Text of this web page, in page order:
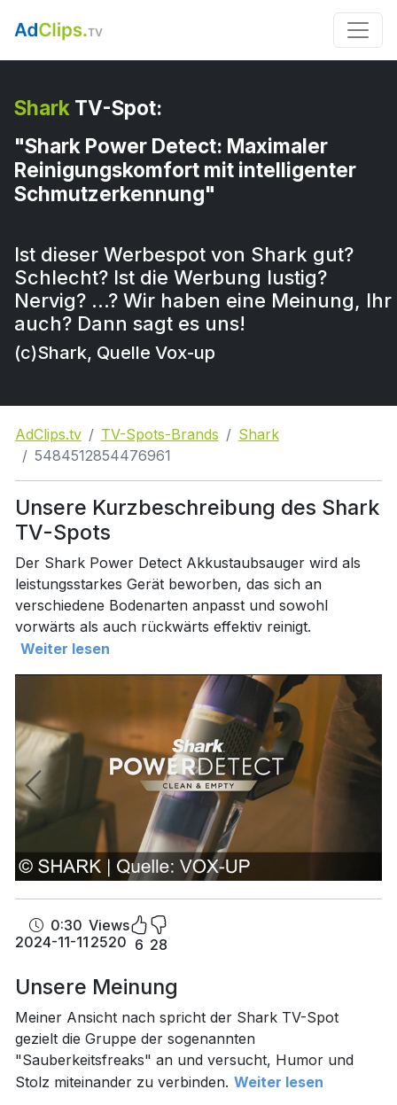
Shark TV-Spot:
"Shark Power Detect: Maximaler
Reinigungskomfort mit intelligenter
Schmutzerkennung"
Ist dieser Werbespot von Shark gut?
Schlecht? Ist die Werbung lustig?
Nervig? …? Wir haben eine Meinung, Ihr
auch? Dann sagt es uns!
(c)Shark, Quelle Vox-up
AdClips.tv TV-Spots-Brands
Shark
5484512854476961
Unsere Kurzbeschreibung des Shark
TV-Spots
Der Shark Power Detect Akkustaubsauger wird als
leistungsstarkes Gerät beworben, das sich an
verschiedene Bodenarten anpasst und sowohl
vorwärts als auch rückwärts effektiv reinigt.
Weiter lesen
0:30
2024-11-11
Views
2520 6 28
Unsere Meinung
Meiner Ansicht nach spricht der Shark TV-Spot
gezielt die Gruppe der sogenannten
"Sauberkeitsfreaks" an und versucht, Humor und
Stolz miteinander zu verbinden. Weiter lesen